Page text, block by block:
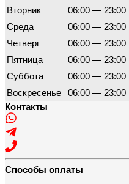
Вторник
06:00 — 23:00
Среда
06:00 — 23:00
Четверг
06:00 — 23:00
Пятница
06:00 — 23:00
Суббота
06:00 — 23:00
Воскресенье
06:00 — 23:00
Контакты
Способы оплаты